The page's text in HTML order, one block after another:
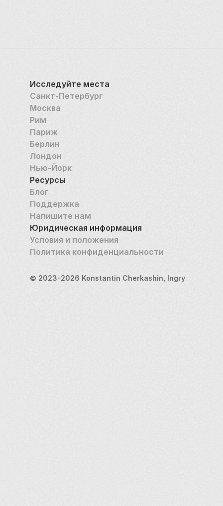
Исследуйте места
Санкт-Петербург
Москва
Рим
Париж
Берлин
Лондон
Нью-Йорк
Ресурсы
Блог
Поддержка
Напишите нам
Юридическая информация
Условия и положения
Политика конфиденциальности
© 2023-2026 Konstantin Cherkashin, Ingry